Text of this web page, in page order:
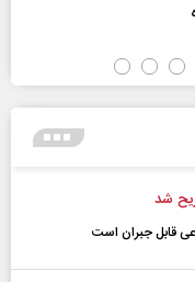
شد
قابل جبران است